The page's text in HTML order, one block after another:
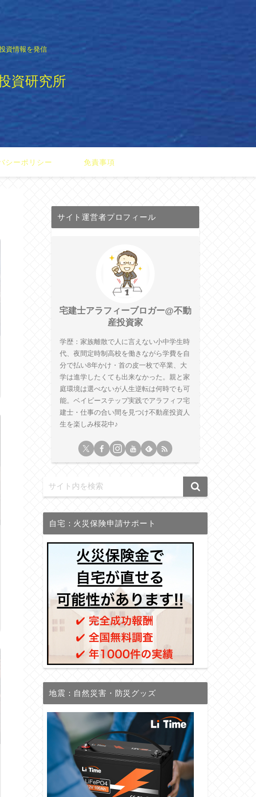
資情報を発信
資研究所
シーポリシー 免責事項
サイト運営者プロフィール
宅建士アラフィーブロガー@不動
産投資家
学歴：家族離散で人に言えない小中学生時
代、夜間定時制高校を働きながら学費を自
分で払い8年かけ・首の皮一枚で卒業、大
学は進学したくても出来なかった。親と家
庭環境は選べないが人生逆転は何時でも可
能。ベイビーステップ実践でアラフィフ宅
建士・仕事の合い間を見つけ不動産投資人
生を楽しみ桜花中♪
自宅：火災保険申請サポート
地震：自然災害・防災グッズ